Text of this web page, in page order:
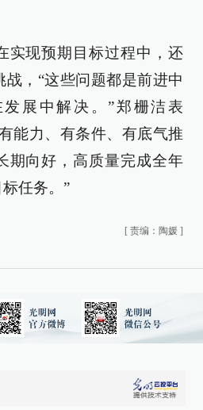
实现预期目标过程中，还
，“这些问题都是前进中
展中解决。”郑栅洁表
能力、有条件、有底气推
期向好，高质量完成全年
任务。”
[ 责编：陶媛 ]